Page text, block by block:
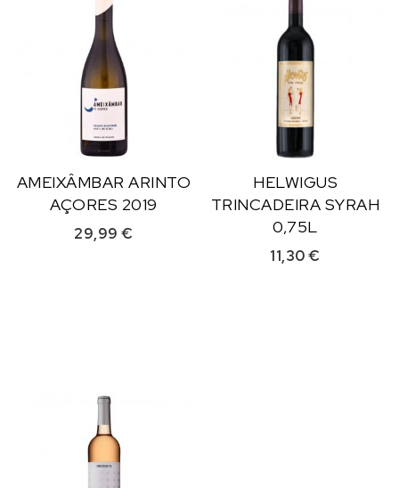
AMEIXÂMBAR ARINTO
AÇORES 2019
29,99€
HELWIGUS
TRINCADEIRA SYRAH
0,75L
11,30€